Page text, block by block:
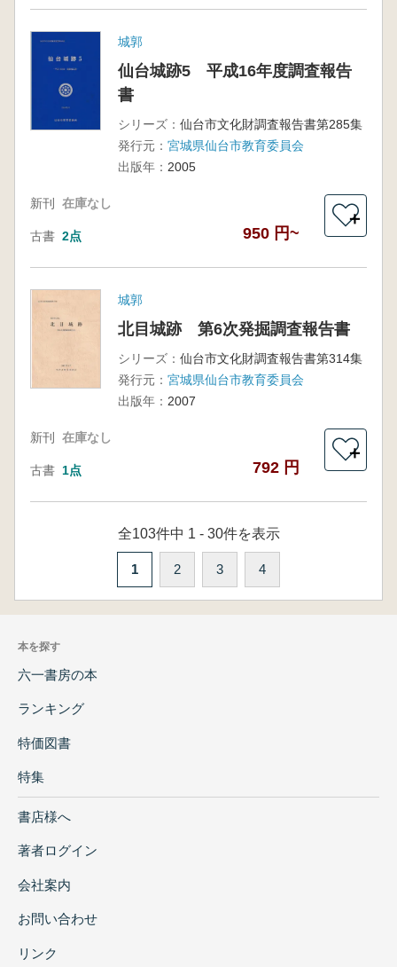
城郭
仙台城跡5 平成16年度調査報告
書
シリーズ： 仙台市文化財調査報告書第285集
発行元： 宮城県仙台市教育委員会
出版年： 2005
新刊 在庫なし
古書 2点 950 円~
＋
城郭
北目城跡 第6次発掘調査報告書
シリーズ： 仙台市文化財調査報告書第314集
発行元： 宮城県仙台市教育委員会
出版年： 2007
新刊 在庫なし
古書 1点 792 円
＋
全103件中 1 - 30件を表示
1 2 3 4
本を探す
六一書房の本
ランキング
特価図書
特集
書店様へ
著者ログイン
会社案内
お問い合わせ
リンク